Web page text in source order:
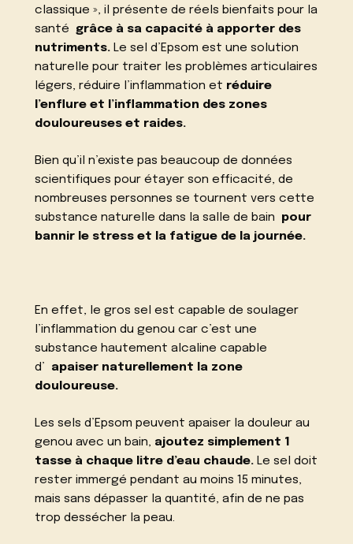
classique », il présente de réels bienfaits pour la
santégrâce à sa capacité à apporter des
nutriments.Le sel d’Epsom est une solution
naturelle pour traiter les problèmes articulaires
légers, réduire l’inflammation et réduire
l’enflure et l’inflammation des zones
douloureuses et raides.
Bien qu’il n’existe pas beaucoup de données
scientifiques pour étayer son efficacité, de
nombreuses personnes se tournent vers cette
substance naturelle dans la salle de bain pour
bannir le stress et la fatigue de la journée.
En effet, le gros sel est capable de soulager
l’inflammation du genou car c’est une
substance hautement alcaline capable
d’ apaiser naturellement la zone
douloureuse.
Les sels d’Epsom peuvent apaiser la douleur au
genou avec un bain, ajoutez simplement 1
tasse à chaque litre d’eau chaude. Le sel doit
rester immergé pendant au moins 15 minutes,
mais sans dépasser la quantité, afin de ne pas
trop dessécher la peau.